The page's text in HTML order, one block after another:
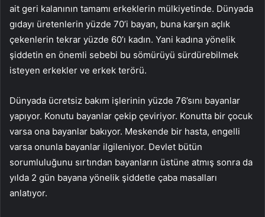
ait geri kalanının tamamı erkeklerin mülkiyetinde. Dünyada
gıdayı üretenlerin yüzde 70’i bayan, buna karşın açlık
çekenlerin tekrar yüzde 60’ı kadın. Yani kadına yönelik
şiddetin en önemli sebebi bu sömürüyü sürdürebilmek
isteyen erkekler ve erkek terörü.
Dünyada ücretsiz bakım işlerinin yüzde 76’sını bayanlar
yapıyor. Konutu bayanlar çekip çeviriyor. Konutta bir çocuk
varsa ona bayanlar bakıyor. Meskende bir hasta, engelli
varsa onunla bayanlar ilgileniyor. Devlet bütün
sorumluluğunu sırtından bayanların üstüne atmış sonra da
yılda 2 gün bayana yönelik şiddetle çaba masalları
anlatıyor.